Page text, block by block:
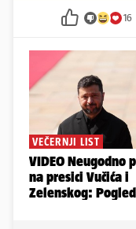
16